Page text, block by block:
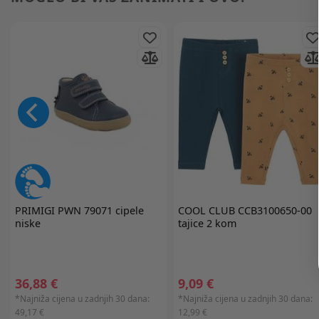
PRIMIGI PWN 79071 cipele
niske
36,88 €
*Najniža cijena u zadnjih 30 dana:
49,17 €
COOL CLUB CCB3100650-00
tajice 2 kom
9,09 €
*Najniža cijena u zadnjih 30 dana:
12,99 €